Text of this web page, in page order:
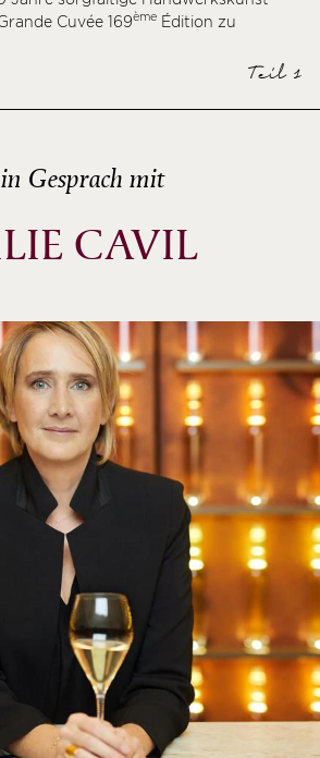
Cuvée 169ème Édition zu
Teil 1
Gesprach mit
CAVIL